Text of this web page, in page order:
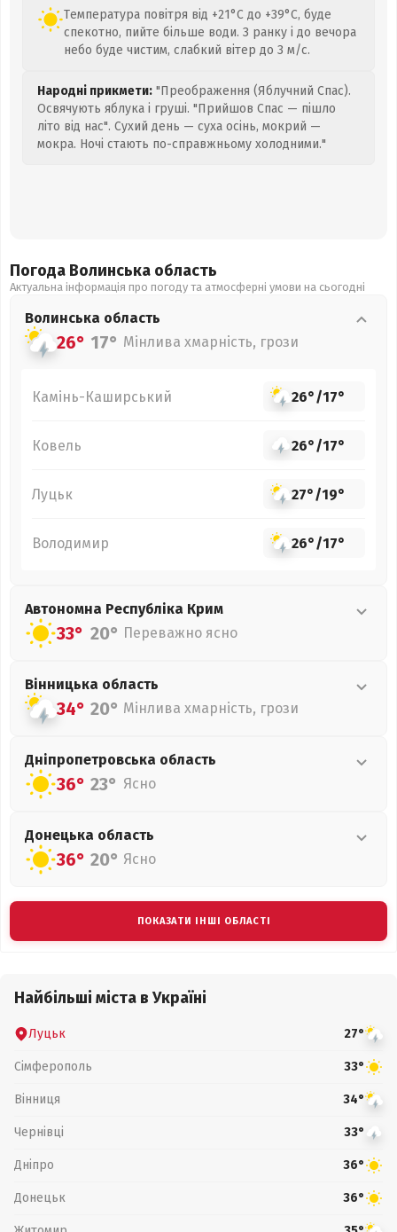
Температура повітря від +21°C до +39°C, буде
спекотно, пийте більше води. З ранку і до вечора
небо буде чистим, слабкий вітер до 3 м/с.
Народні прикмети: "Преображення (Яблучний Спас).
Освячують яблука і груші. "Прийшов Спас — пішло
літо від нас". Сухий день — суха осінь, мокрий —
мокра. Ночі стають по-справжньому холодними."
Погода Волинська область
Актуальна інформація про погоду та атмосферні умови на сьогодні
Волинська область
26° 17° Мінлива хмарність, грози
Камінь-Каширський 26°/17°
Ковель 26°/17°
Луцьк 27°/19°
Володимир 26°/17°
Автономна Республіка Крим
33° 20° Переважно ясно
Вінницька область
34° 20° Мінлива хмарність, грози
Дніпропетровська область
36° 23° Ясно
Донецька область
36° 20° Ясно
ПОКАЗАТИ ІНШІ ОБЛАСТІ
Найбільші міста в Україні
Луцьк 27°
Сімферополь 33°
Вінниця 34°
Чернівці 33°
Дніпро 36°
Донецьк 36°